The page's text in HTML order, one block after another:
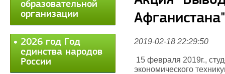
образовательной
организации
2026 год Год
единства народов
России
Афганистана"
2019-02-18 22:29:50
15 февраля 2019г.,
экономического